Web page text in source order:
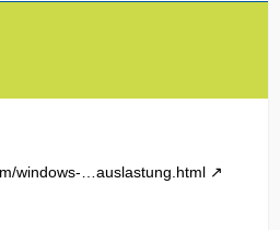
windows-…auslastung.html